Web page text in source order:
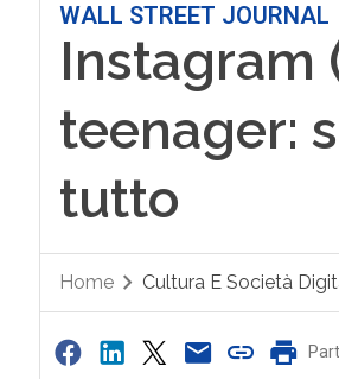
WALL STREET JOURNAL
Instagram
teenager:
tutto
Home Cultura E Società